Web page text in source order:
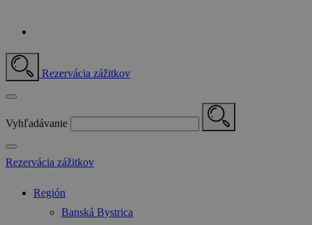
Rezervácia zážitkov
Vyhľadávanie
Rezervácia zážitkov
Región
Banská Bystrica